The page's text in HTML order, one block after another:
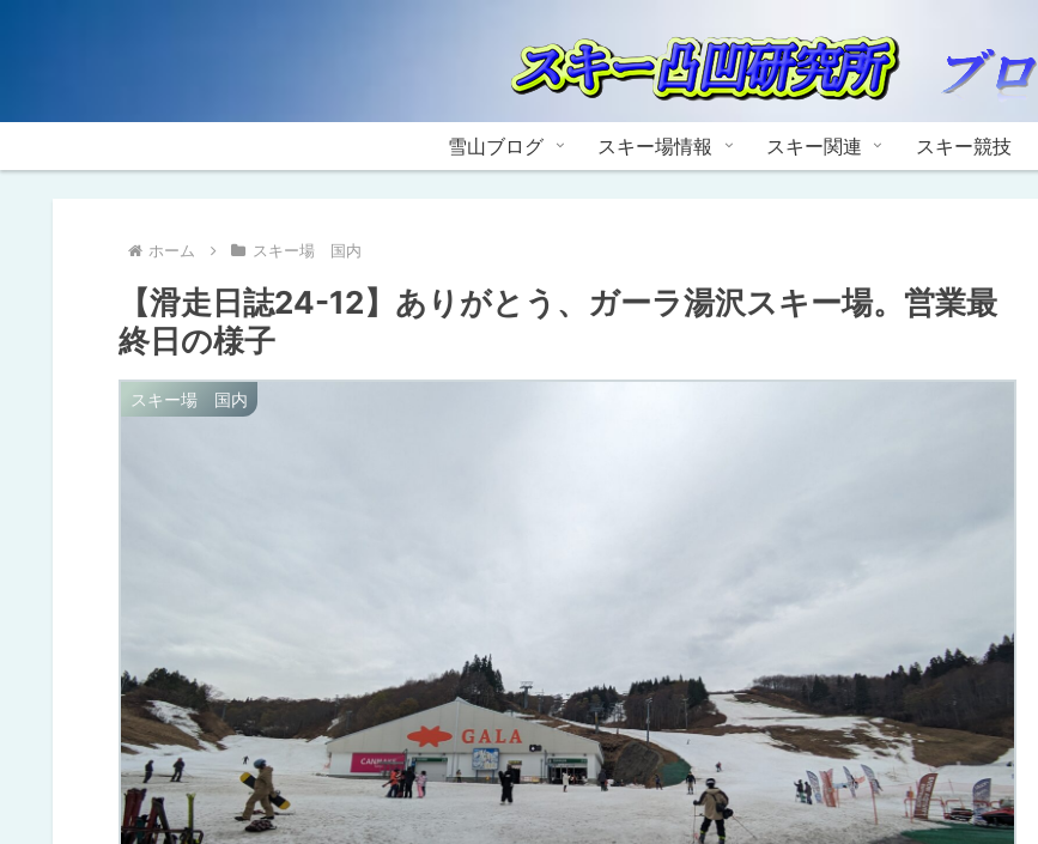
雪山ブログ スキー場情報 スキー関連 スキー競技
ホーム スキー場 国内
【滑走日誌24-12】ありがとう、ガーラ湯沢スキー場。営業最
終日の様子
スキー場 国内